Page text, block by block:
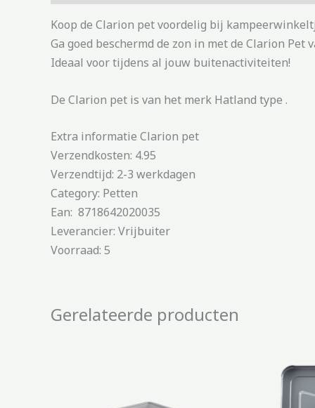
Koop de Clarion pet voordelig bij
Ga goed beschermd de zon in met de Clarion
Ideaal voor tijdens al jouw buitenactiviteiten!
De Clarion pet is van het merk Hatland type .
Extra informatie Clarion pet
Verzendkosten: 4.95
Verzendtijd: 2-3 werkdagen
Category: Petten
Ean: 8718642020035
Leverancier: Vrijbuiter
Voorraad: 5
Gerelateerde producten